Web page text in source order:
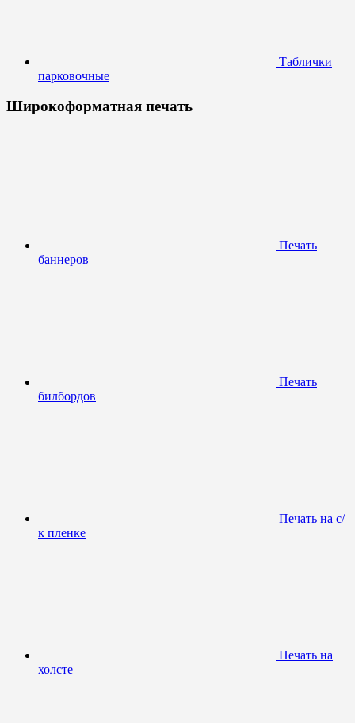
Таблички
парковочные
Широкоформатная печать
Печать
баннеров
Печать
билбордов
Печать на с/
к пленке
Печать на
холсте